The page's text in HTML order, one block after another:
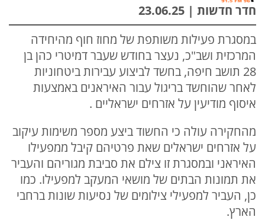
חדר חדשות | 23.06.25
במסגרת פעילות משותפת של מחוז חוף מהיחידה
המרכזית ושב"כ, נעצר בחודש שעבר דמיטרי כהן בן
28 תושב חיפה, בחשד לביצוע עבירות ביטחוניות
לאחר שהוחשד בריגול עבור האיראנים באמצעות
איסוף מודיעין על אזרחים ישראליים .
מהחקירה עולה כי החשוד ביצע מספר משימות עיקוב
על אזרחים ישראלים שאת פרטיהם קיבל ממפעילו
האיראני ובמסגרת זו צילם את סביבת מגוריהם והעביר
את תמונות הבתים של מושאי המעקב למפעילו. כמו
כן, העביר למפעילי צילומים של נסיעות שונות ברחבי
הארץ.